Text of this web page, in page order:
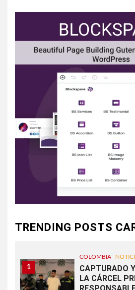
TRENDING POSTS
1
COLOMBIA
CAPTURADO
LA CÁRCEL